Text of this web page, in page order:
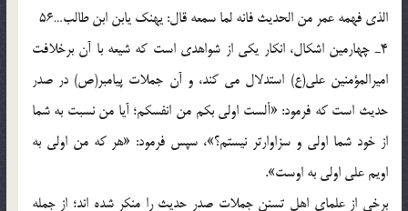
الذى فهمه عمر من الحديث فانه لما سمعه قال: يهنك يابن ابن طالب…56
4ـ چهارمين اشكال، انكار يكى از شواهدى است كه شيعه با آن برخلافت
اميرالمؤمنين على(ع) استدلال مى كند، و آن جملات پيامبر(ص) در صدر
حديث است كه فرمود: «ألست اولى بكم من انفسكم؛ آيا من نسبت به شما
از خود شما اولى و سزاوارتر نيستم؟»، سپس فرمود: «هر كه من اولى به
اويم على اولى به اوست».
برخى از علماى اهل تسنن جملات صدر حديث را منكر شده اند؛ از جمله